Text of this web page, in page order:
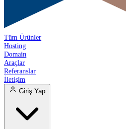
Tüm Ürünler
Hosting
Domain
Araçlar
Referanslar
İletişim
Giriş Yap